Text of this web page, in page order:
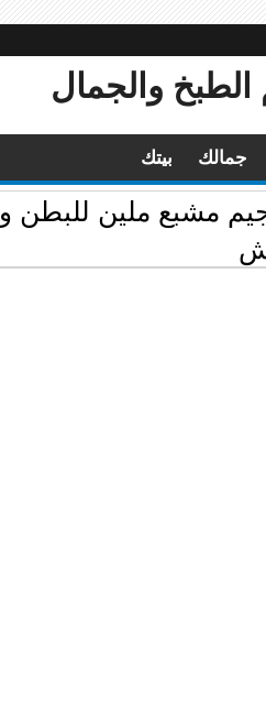
الطبخ والجمال
جمالك بيتك
دون رجيم مشبع ملين للبطن و